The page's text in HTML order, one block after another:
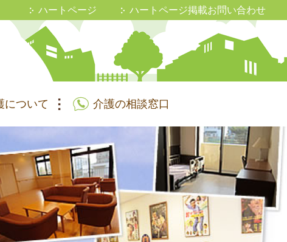
ハートページ ハートページ掲載お問い合わせ
について 介護の相談窓口